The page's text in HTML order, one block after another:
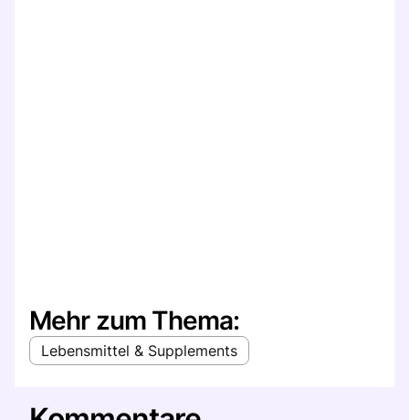
Mehr zum Thema:
Lebensmittel & Supplements